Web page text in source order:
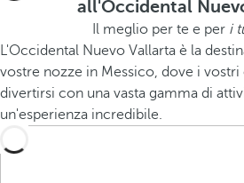
all'Occidental
Il meglio per te e per i
L'Occidental Nuevo Vallarta è la
vostre nozze in Messico, dove i
divertirsi con una vasta gamma di
un'esperienza incredibile.